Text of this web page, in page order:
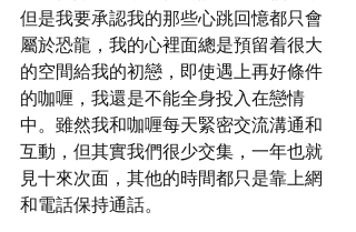
但是我要承認我的那些心跳回憶都只會
屬於恐龍，我的心裡面總是預留着很大
的空間給我的初戀，即使遇上再好條件
的咖喱，我還是不能全身投入在戀情
中。雖然我和咖喱每天緊密交流溝通和
互動，但其實我們很少交集，一年也就
見十來次面，其他的時間都只是靠上網
和電話保持通話。